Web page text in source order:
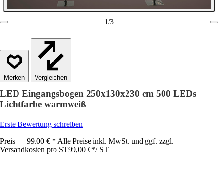
1/3
Vergleichen
LED Eingangsbogen 250x130x230 cm 500 LEDs
Lichtfarbe warmweiß
Erste Bewertung schreiben
Preis — 99,00 € * Alle Preise inkl. MwSt. und ggf. zzgl.
Versandkosten pro ST99,00 €*/ ST